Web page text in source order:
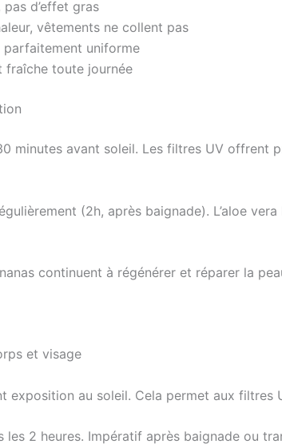
d’effet gras
vêtements ne collent pas
parfaitement uniforme
fraîche toute journée
minutes avant soleil. Les filtres UV offrent
(2h, après baignade). L’aloe
continuent à régénérer et réparer la
et visage
exposition au soleil. Cela permet aux filtres
les 2 heures. Impératif après baignade ou